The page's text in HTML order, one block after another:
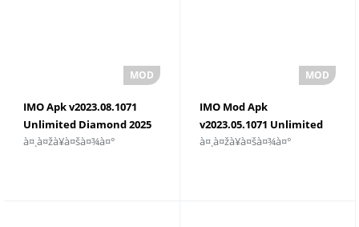
IMO Apk v2023.08.1071
Unlimited Diamond 2025
à¤¸à¤žà¥à¤šà¤¾à¤°
IMO Mod Apk
v2023.05.1071 Unlimited
Diamond 2025
à¤¸à¤žà¥à¤šà¤¾à¤°